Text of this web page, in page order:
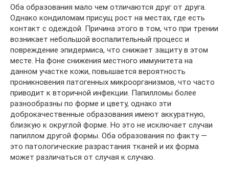
Оба образования мало чем отличаются друг от друга.
Однако кондиломам присущ рост на местах, где есть
контакт с одеждой. Причина этого в том, что при трении
возникает небольшой воспалительный процесс и
повреждение эпидермиса, что снижает защиту в этом
месте. На фоне снижения местного иммунитета на
данном участке кожи, повышается вероятность
проникновения патогенных микроорганизмов, что часто
приводит к вторичной инфекции. Папилломы более
разнообразны по форме и цвету, однако эти
доброкачественные образования имеют аккуратную,
близкую к округлой форме. Но это не исключает случаи
папиллом другой формы. Оба образования по факту —
это патологические разрастания тканей и их форма
может различаться от случая к случаю.